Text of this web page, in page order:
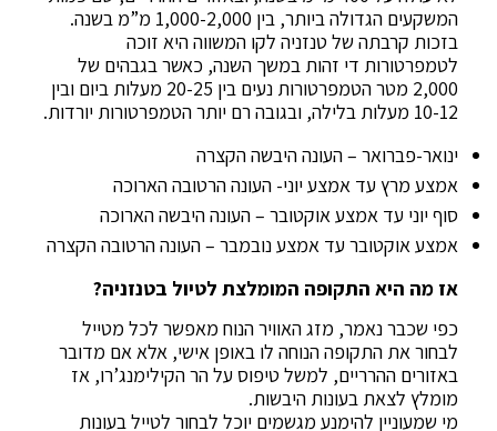
המשקעים הגדולה ביותר, בין 1,000-2,000 מ”מ בשנה.
בזכות קרבתה של טנזניה לקו המשווה היא זוכה
לטמפרטורות די זהות במשך השנה, כאשר בגבהים של
2,000 מטר הטמפרטורות נעים בין 20-25 מעלות ביום ובין
10-12 מעלות בלילה, ובגובה רם יותר הטמפרטורות יורדות.
ינואר-פברואר – העונה היבשה הקצרה
אמצע מרץ עד אמצע יוני- העונה הרטובה הארוכה
סוף יוני עד אמצע אוקטובר – העונה היבשה הארוכה
אמצע אוקטובר עד אמצע נובמבר – העונה הרטובה הקצרה
אז מה היא התקופה המומלצת לטיול בטנזניה?
כפי שכבר נאמר, מזג האוויר הנוח מאפשר לכל מטייל
לבחור את התקופה הנוחה לו באופן אישי, אלא אם מדובר
באזורים ההרריים, למשל טיפוס על הר הקילימנג’רו, אז
מומלץ לצאת בעונות היבשות.
מי שמעוניין להימנע מגשמים יוכל לבחור לטייל בעונות